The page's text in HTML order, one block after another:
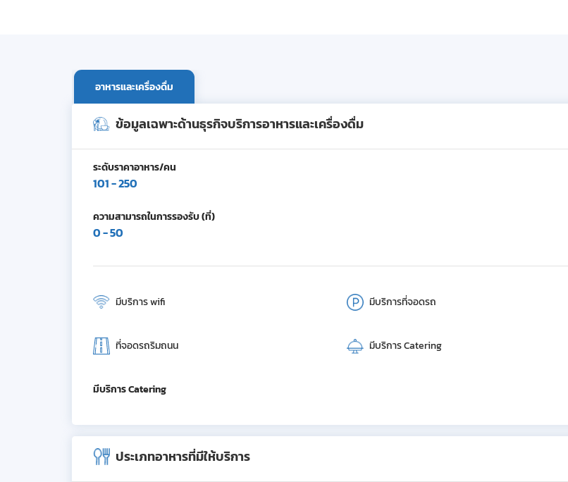
อาหารและเครื่องดื่ม
ข้อมูลเฉพาะด้านธุรกิจบริการอาหารและเครื่องดื่ม
ระดับราคาอาหาร/คน
101 - 250
ความสามารถในการรองรับ (ที่)
0 - 50
มีบริการ wifi มีบริการที่จอดรถ
ที่จอดรถริมถนน มีบริการ Catering
มีบริการ Catering
ประเภทอาหารที่มีให้บริการ